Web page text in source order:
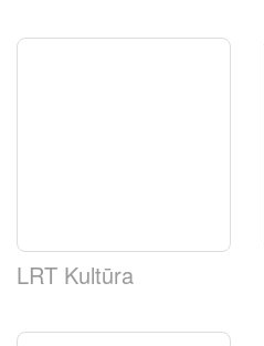
LRT Kultūra